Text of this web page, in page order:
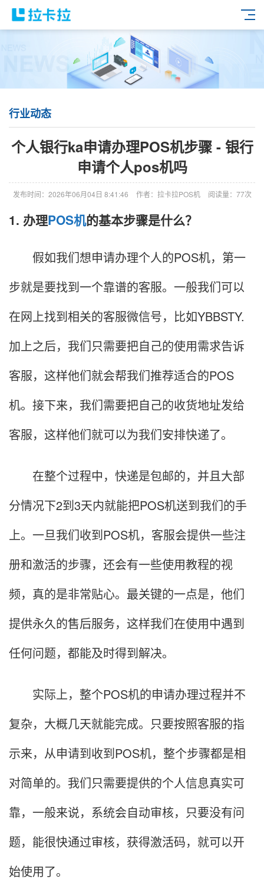
行业动态
个人银行ka申请办理POS机步骤 - 银行
申请个人pos机吗
发布时间：2026年06月04日 8:41:46 作者：拉卡拉POS机 阅读量：77次
1. 办理POS机的基本步骤是什么？
假如我们想申请办理个人的POS机，第一
步就是要找到一个靠谱的客服。一般我们可以
在网上找到相关的客服微信号，比如YBBSTY.
加上之后，我们只需要把自己的使用需求告诉
客服，这样他们就会帮我们推荐适合的POS
机。接下来，我们需要把自己的收货地址发给
客服，这样他们就可以为我们安排快递了。
在整个过程中，快递是包邮的，并且大部
分情况下2到3天内就能把POS机送到我们的手
上。一旦我们收到POS机，客服会提供一些注
册和激活的步骤，还会有一些使用教程的视
频，真的是非常贴心。最关键的一点是，他们
提供永久的售后服务，这样我们在使用中遇到
任何问题，都能及时得到解决。
实际上，整个POS机的申请办理过程并不
复杂，大概几天就能完成。只要按照客服的指
示来，从申请到收到POS机，整个步骤都是相
对简单的。我们只需要提供的个人信息真实可
靠，一般来说，系统会自动审核，只要没有问
题，能很快通过审核，获得激活码，就可以开
始使用了。